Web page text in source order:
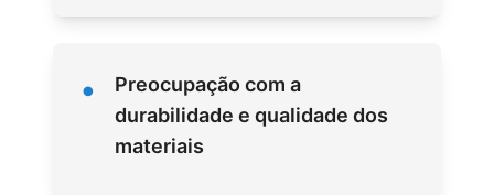
•
Preocupação com a
durabilidade e qualidade dos
materiais